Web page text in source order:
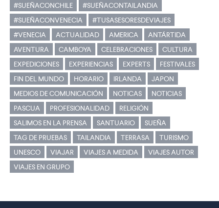
#SUEÑACONCHILE
#SUEÑACONTAILANDIA
#SUEÑACONVENECIA
#TUSASESORESDEVIAJES
#VENECIA
ACTUALIDAD AMERICA
ANTÁRTIDA
AVENTURA
CAMBOYA CELEBRACIONES
CULTURA
EXPEDICIONES
EXPERIENCIAS EXPERTS
FESTIVALES
FIN DEL MUNDO
HORARIO IRLANDA
JAPON
MEDIOS DE COMUNICACIÓN
NOTICAS
NOTICIAS
PASCUA
PROFESIONALIDAD
RELIGIÓN
SALIMOS EN LA PRENSA
SANTUARIO
SUEÑA
TAG DE PRUEBAS
TAILANDIA TERRASA
TURISMO
UNESCO
VIAJAR VIAJES A MEDIDA
VIAJES AUTOR
VIAJES EN GRUPO